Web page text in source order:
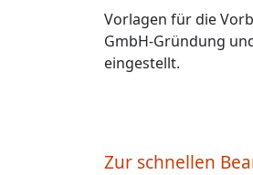
Vorlagen für die
GmbH-Gründung
eingestellt.
Zur schnellen